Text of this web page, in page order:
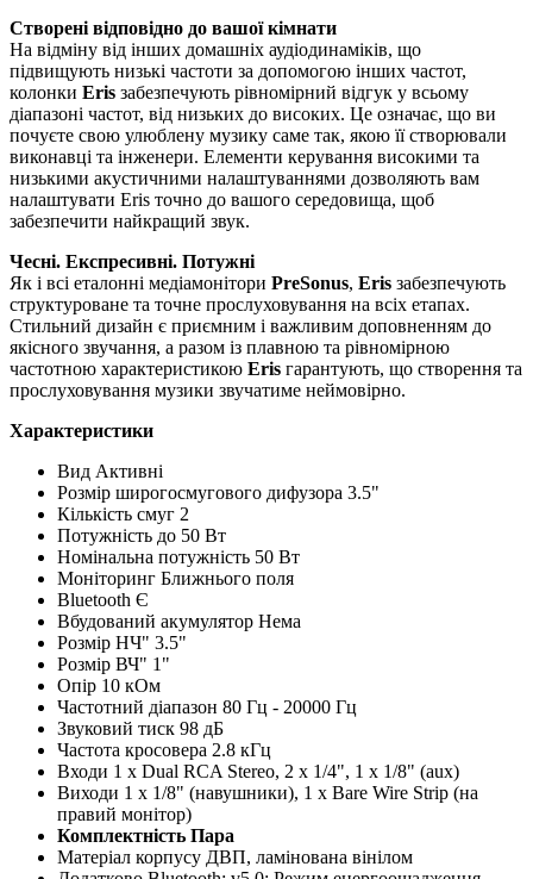
Створені відповідно до вашої кімнати
На відміну від інших домашніх аудіодинаміків, що
підвищують низькі частоти за допомогою інших частот,
колонки Eris забезпечують рівномірний відгук у всьому
діапазоні частот, від низьких до високих. Це означає, що ви
почуєте свою улюблену музику саме так, якою її створювали
виконавці та інженери. Елементи керування високими та
низькими акустичними налаштуваннями дозволяють вам
налаштувати Eris точно до вашого середовища, щоб
забезпечити найкращий звук.
Чесні. Експресивні. Потужні
Як і всі еталонні медіамонітори PreSonus, Eris забезпечують
структуроване та точне прослуховування на всіх етапах.
Стильний дизайн є приємним і важливим доповненням до
якісного звучання, а разом із плавною та рівномірною
частотною характеристикою Eris гарантують, що створення та
прослуховування музики звучатиме неймовірно.
Характеристики
Вид Активні
Розмір широгосмугового дифузора 3.5"
Кількість смуг 2
Потужність до 50 Вт
Номінальна потужність 50 Вт
Моніторинг Ближнього поля
Bluetooth Є
Вбудований акумулятор Нема
Розмір НЧ" 3.5"
Розмір ВЧ" 1"
Опір 10 кОм
Частотний діапазон 80 Гц - 20000 Гц
Звуковий тиск 98 дБ
Частота кросовера 2.8 кГц
Входи 1 x Dual RCA Stereo, 2 x 1/4", 1 x 1/8" (aux)
Виходи 1 x 1/8" (навушники), 1 x Bare Wire Strip (на
правий монітор)
Комплектність Пара
Матеріал корпусу ДВП, ламінована вінілом